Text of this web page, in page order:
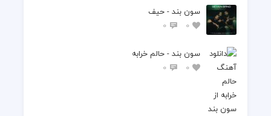
سون بند - حیف
0
0
سون بند - حالم خرابه
0
0